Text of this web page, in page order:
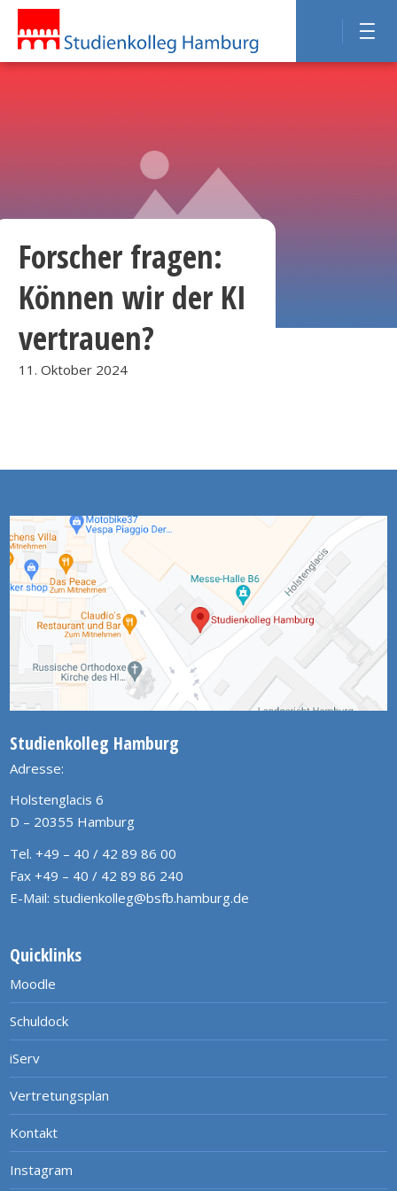
Forscher fragen:
Können wir der KI
vertrauen?
11. Oktober 2024
Studienkolleg Hamburg
Adresse:
Holstenglacis 6
D – 20355 Hamburg
Tel. +49 – 40 / 42 89 86 00
Fax +49 – 40 / 42 89 86 240
E-Mail: studienkolleg@bsfb.hamburg.de
Quicklinks
Moodle
Schuldock
iServ
Vertretungsplan
Kontakt
Instagram